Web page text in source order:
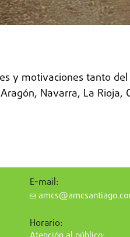
y motivaciones tanto
Navarra, La
E-mail:
Horario: